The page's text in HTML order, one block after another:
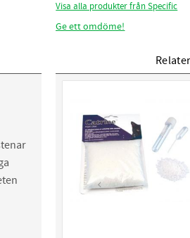
Visa alla produkter från Specific
Ge ett omdöme!